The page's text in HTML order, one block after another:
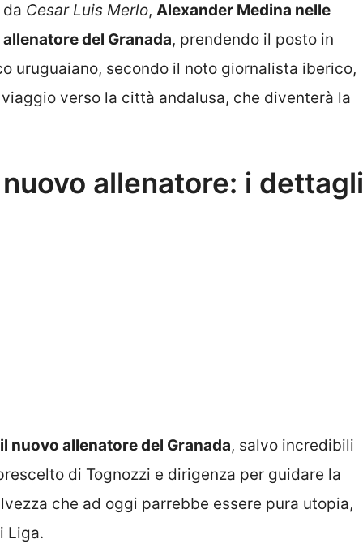
Cesar Luis Merlo, Alexander Medina nelle
del Granada, prendendo il posto in
uruguaiano, secondo il noto giornalista iberico,
verso la città andalusa, che diventerà la
allenatore: i dettagli
nuovo allenatore del Granada, salvo incredibili
di Tognozzi e dirigenza per guidare la
che ad oggi parrebbe essere pura utopia,
Liga.